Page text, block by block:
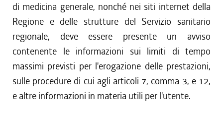
di medicina generale, nonché nei siti internet della
Regione e delle strutture del Servizio sanitario
regionale, deve essere presente un avviso
contenente le informazioni sui limiti di tempo
massimi previsti per l'erogazione delle prestazioni,
sulle procedure di cui agli articoli 7, comma 3, e 12,
e altre informazioni in materia utili per l'utente.